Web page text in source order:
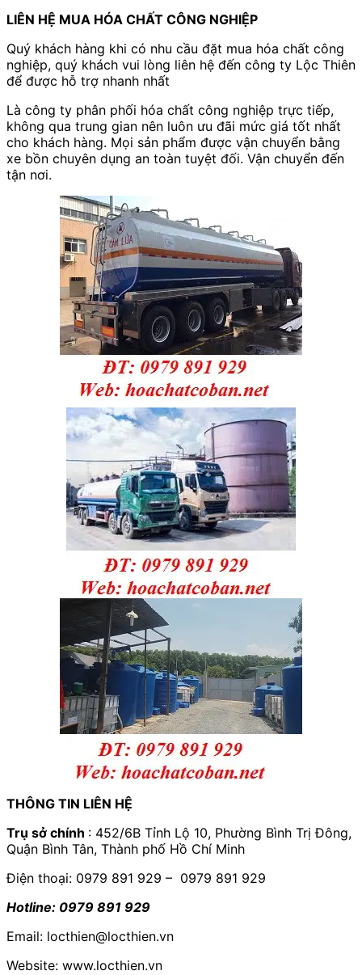
LIÊN HỆ MUA HÓA CHẤT CÔNG NGHIỆP
Quý khách hàng khi có nhu cầu đặt mua hóa chất công
nghiệp, quý khách vui lòng liên hệ đến công ty Lộc Thiên
để được hỗ trợ nhanh nhất
Là công ty phân phối hóa chất công nghiệp trực tiếp,
không qua trung gian nên luôn ưu đãi mức giá tốt nhất
cho khách hàng. Mọi sản phẩm được vận chuyển bằng
xe bồn chuyên dụng an toàn tuyệt đối. Vận chuyển đến
tận nơi.
THÔNG TIN LIÊN HỆ
Trụ sở chính : 452/6B Tỉnh Lộ 10, Phường Bình Trị Đông,
Quận Bình Tân, Thành phố Hồ Chí Minh
Điện thoại: 0979 891 929 – 0979 891 929
Hotline: 0979 891 929
Email: locthien@locthien.vn
Website: www.locthien.vn